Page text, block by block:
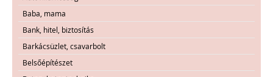
Baba, mama
Bank, hitel, biztosítás
Barkácsüzlet, csavarbolt
Belsőépítészet